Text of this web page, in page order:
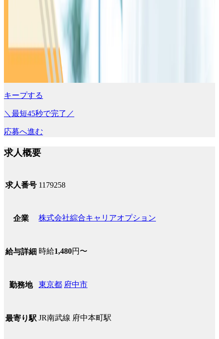
キープする
＼最短45秒で完了／
応募へ進む
求人概要
求人番号 1179258
企業 株式会社綜合キャリアオプション
給与詳細 時給1,480円〜
勤務地 東京都 府中市
最寄り駅 JR南武線 府中本町駅